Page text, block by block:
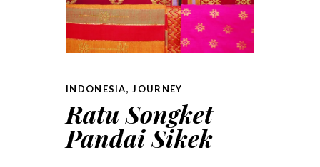
INDONESIA,JOURNEY
Ratu Songket
Pandai Sikek